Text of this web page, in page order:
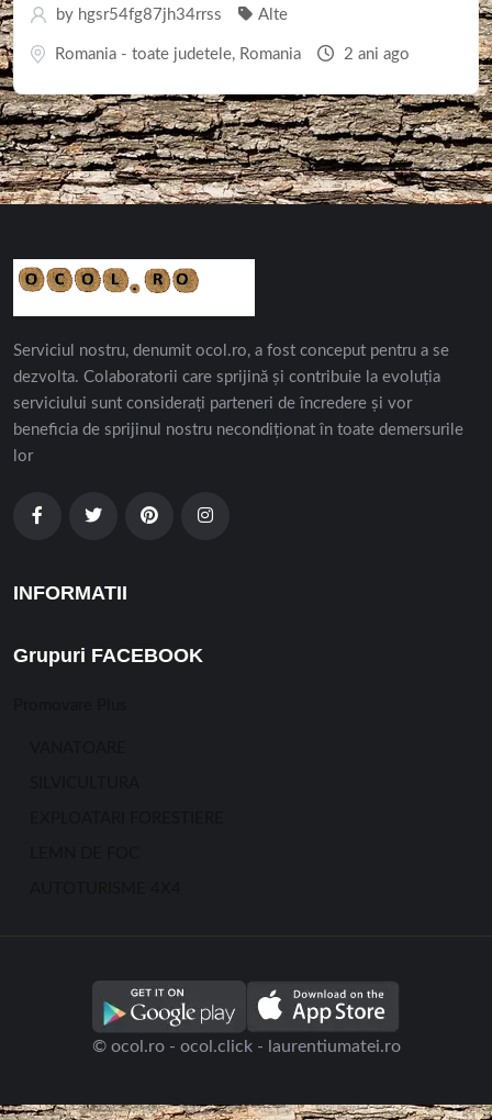
by hgsr54fg87jh34rrss Alte
Romania - toate judetele, Romania 2 ani ago
Serviciul nostru, denumit ocol.ro, a fost conceput pentru a se
dezvolta. Colaboratorii care sprijină și contribuie la evoluția
serviciului sunt considerați parteneri de încredere și vor
beneficia de sprijinul nostru necondiționat în toate demersurile
lor
INFORMATII
Grupuri FACEBOOK
© ocol.ro - ocol.click - laurentiumatei.ro